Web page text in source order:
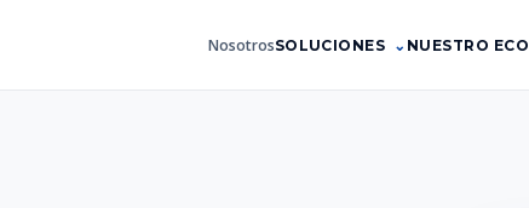
NosotrosSOLUCIONES NUESTRO